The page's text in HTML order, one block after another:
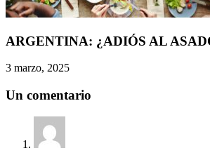
ARGENTINA: ¿ADIÓS AL
3 marzo, 2025
Un comentario